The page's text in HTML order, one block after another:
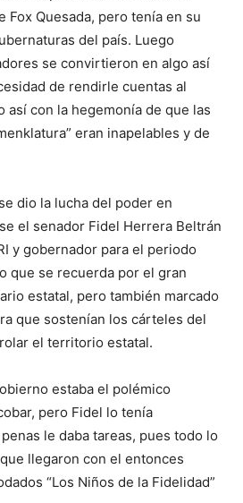
Fox Quesada, pero tenía en su
del país. Luego
se convirtieron en algo así
de rendirle cuentas al
así con la hegemonía de que las
eran inapelables y de
dio la lucha del poder en
el senador Fidel Herrera Beltrán
y gobernador para el periodo
que se recuerda por el gran
estatal, pero también marcado
que sostenían los cárteles del
el territorio estatal.
estaba el polémico
pero Fidel lo tenía
le daba tareas, pues todo lo
llegaron con el entonces
“Los Niños de la Fidelidad”